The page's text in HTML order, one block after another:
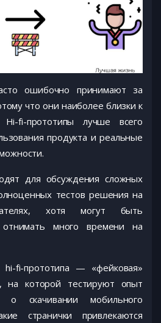
ошибочно принимают за
что они наиболее близки к
Hi-fi-прототипы лучше всего
продукта и реальные
для обсуждения сложных
тестов решения на
хотя могут быть
много времени на
fi-прототипа — «фейковая»
на которой тестируют опыт
о скачивании мобильного
странички привлекаются